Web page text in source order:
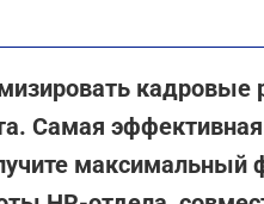
кадровые
Самая
максимальный